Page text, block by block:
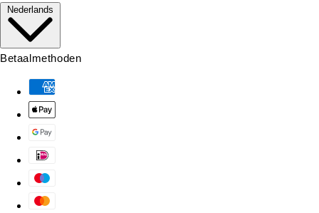
Nederlands
Betaalmethoden